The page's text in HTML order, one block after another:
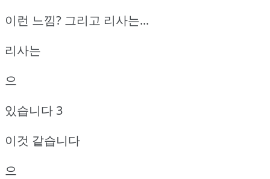
이런 느낌? 그리고 리사는...
리사는
으
있습니다 3
이것 같습니다
으